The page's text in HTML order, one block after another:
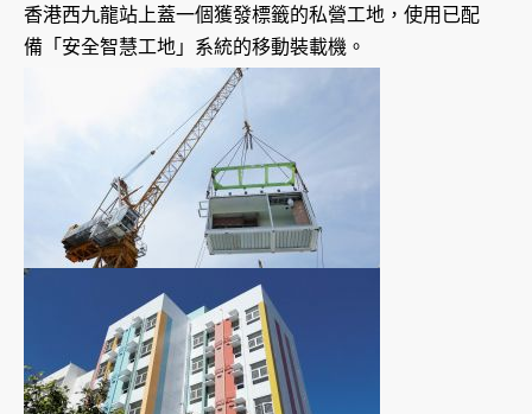
香港西九龍站上蓋一個獲發標籤的私營工地，使用已配
備「安全智慧工地」系統的移動裝載機。